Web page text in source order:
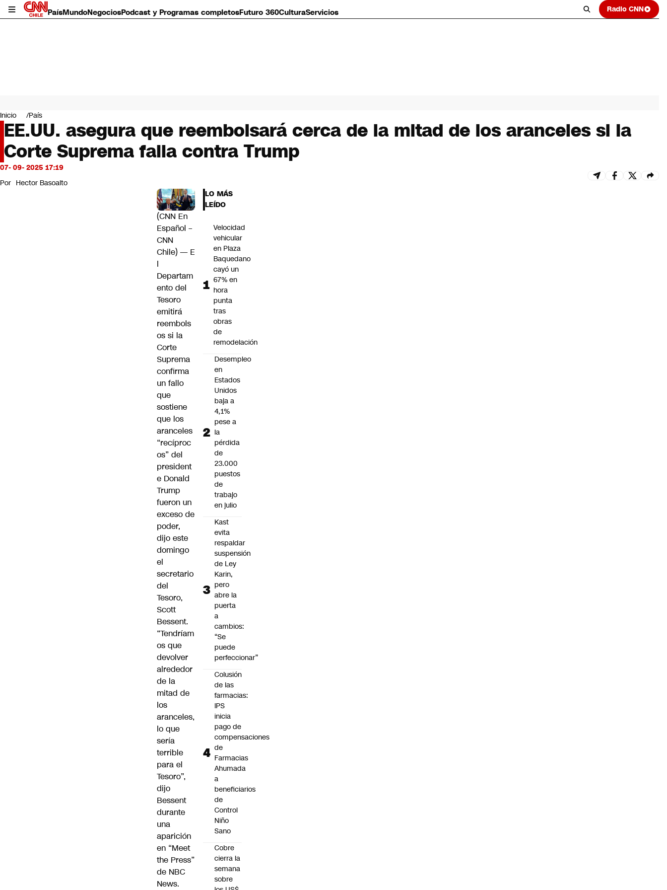
PaísMundoNegociosPodcast y Programas completosFuturo 360CulturaServicios Radio CNN
Mundo
Negocios
Deportes
Programas completos
Cultura
Servicios
Bits
CNN Data
Inicio País
EE.UU. asegura que reembolsará cerca de la mitad de los aranceles si la
Corte Suprema falla contra Trump
07- 09- 2025 17:19
Por Hector Basoalto
(CNN En
Español –
CNN
Chile) — E
l
Departam
ento del
Tesoro
emitirá
reembols
os si la
Corte
Suprema
confirma
un fallo
que
sostiene
que los
aranceles
“recíproc
os” del
president
e Donald
Trump
fueron un
exceso de
poder,
dijo este
domingo
el
secretario
del
Tesoro,
Scott
Bessent.
“Tendríam
os que
devolver
alrededor
de la
mitad de
los
aranceles,
lo que
sería
terrible
para el
Tesoro”,
dijo
Bessent
durante
una
aparición
en “Meet
the Press”
de NBC
News.
LO MÁS
LEÍDO
Velocidad
vehicular
en Plaza
Baquedano
cayó un
67% en
hora
punta
tras
obras
de
remodelación
Desempleo
en
Estados
Unidos
baja a
4,1%
pese a
la
pérdida
de
23.000
puestos
de
trabajo
en julio
Kast
evita
respaldar
suspensión
de Ley
Karin,
pero
abre la
puerta
a
cambios:
“Se
puede
perfeccionar”
Colusión
de las
farmacias:
IPS
inicia
pago de
compensaciones
de
Farmacias
Ahumada
a
beneficiarios
de
Control
Niño
Sano
Cobre
cierra la
semana
sobre